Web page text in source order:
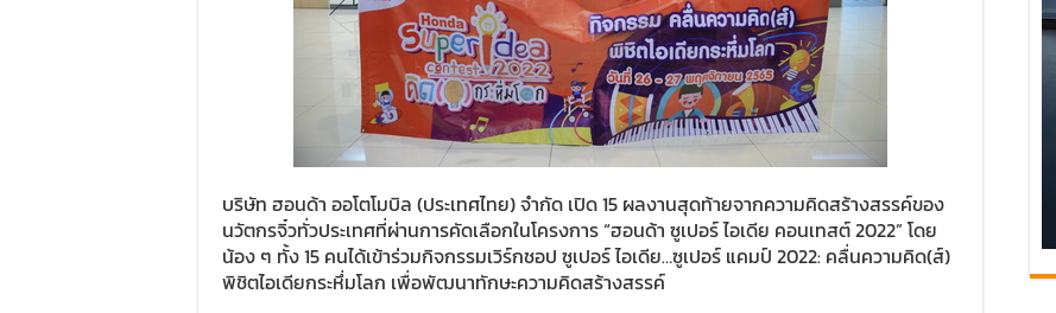
บริษัท ฮอนด้า ออโตโมบิล (ประเทศไทย) จำกัด เปิด 15 ผลงานสุดท้ายจากความคิดสร้างสรรค์ของ
นวัตกรจิ๋วทั่วประเทศที่ผ่านการคัดเลือกในโครงการ “ฮอนด้า ซูเปอร์ ไอเดีย คอนเทสต์ 2022” โดย
น้อง ๆ ทั้ง 15 คนได้เข้าร่วมกิจกรรมเวิร์กชอป ซูเปอร์ ไอเดีย…ซูเปอร์ แคมป์ 2022: คลื่นความคิด(ส์)
พิชิตไอเดียกระหึ่มโลก เพื่อพัฒนาทักษะความคิดสร้างสรรค์